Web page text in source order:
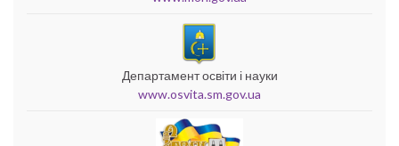
Департамент освіти і науки
www.osvita.sm.gov.ua